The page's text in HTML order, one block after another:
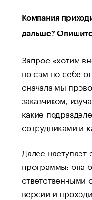
Компания
дальше?
Запрос «хотим
но сам по себе
сначала мы
заказчиком,
какие
сотрудниками и
Далее наступает
программы: она
ответственными
версии и